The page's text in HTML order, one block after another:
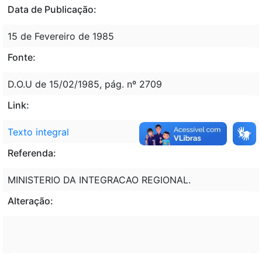
Data de Publicação:
15 de Fevereiro de 1985
Fonte:
D.O.U de 15/02/1985, pág. nº 2709
Link:
Texto integral
Referenda:
MINISTERIO DA INTEGRACAO REGIONAL.
Alteração: